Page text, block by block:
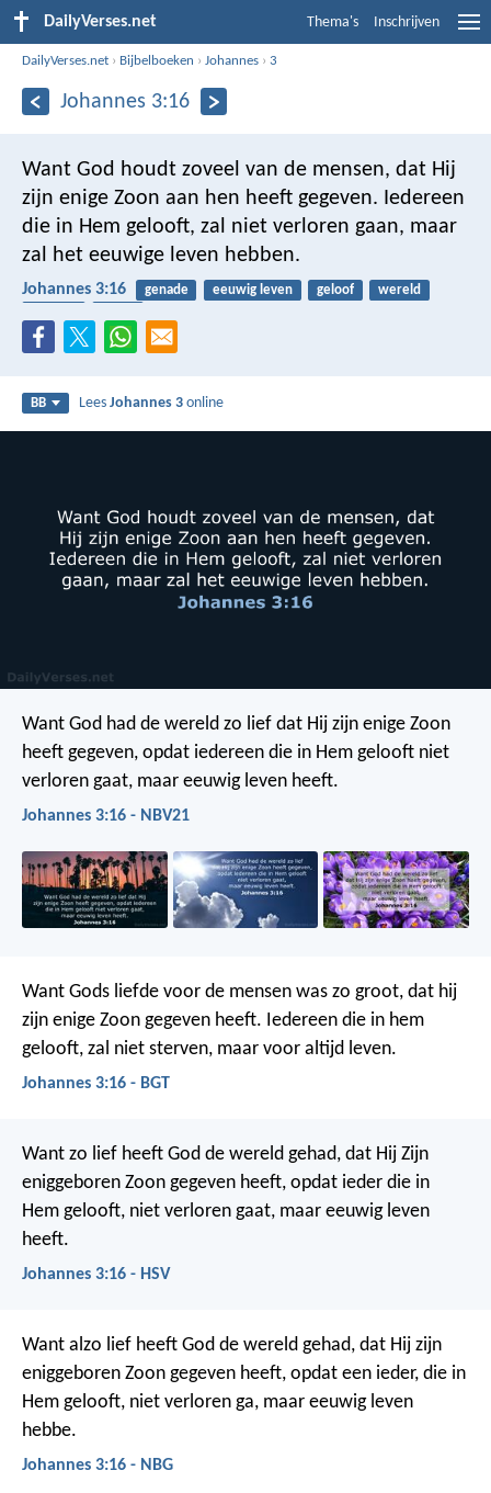
DailyVerses.net Thema's Inschrijven
DailyVerses.net › Bijbelboeken ›Johannes ›3
Johannes 3:16
Want God houdt zoveel van de mensen, dat Hij
zijn enige Zoon aan hen heeft gegeven. Iedereen
die in Hem gelooft, zal niet verloren gaan, maar
zal het eeuwige leven hebben.
Johannes 3:16 genade eeuwig leven geloof
wereld
BB LeesJohannes 3 online
Want God had de wereld zo lief dat Hij zijn enige Zoon
heeft gegeven, opdat iedereen die in Hem gelooft niet
verloren gaat, maar eeuwig leven heeft.
Johannes 3:16 - NBV21
Want Gods liefde voor de mensen was zo groot, dat hij
zijn enige Zoon gegeven heeft. Iedereen die in hem
gelooft, zal niet sterven, maar voor altijd leven.
Johannes 3:16 - BGT
Want zo lief heeft God de wereld gehad, dat Hij Zijn
eniggeboren Zoon gegeven heeft, opdat ieder die in
Hem gelooft, niet verloren gaat, maar eeuwig leven
heeft.
Johannes 3:16 - HSV
Want alzo lief heeft God de wereld gehad, dat Hij zijn
eniggeboren Zoon gegeven heeft, opdat een ieder, die in
Hem gelooft, niet verloren ga, maar eeuwig leven
hebbe.
Johannes 3:16 - NBG